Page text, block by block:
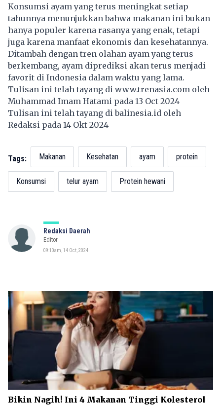
Konsumsi ayam yang terus meningkat setiap
tahunnya menunjukkan bahwa makanan ini bukan
hanya populer karena rasanya yang enak, tetapi
juga karena manfaat ekonomis dan kesehatannya.
Ditambah dengan tren olahan ayam yang terus
berkembang, ayam diprediksi akan terus menjadi
favorit di Indonesia dalam waktu yang lama.
Tulisan ini telah tayang di www.trenasia.com oleh
Muhammad Imam Hatami pada 13 Oct 2024
Tulisan ini telah tayang dibalinesia.id oleh
Redaksi pada 14 Okt 2024
Tags: Makanan Kesehatan ayam protein
Konsumsi telur ayam Protein hewani
Redaksi Daerah
Editor
09:10am, 14 Oct, 2024
Bikin Nagih! Ini 4 Makanan Tinggi Kolesterol